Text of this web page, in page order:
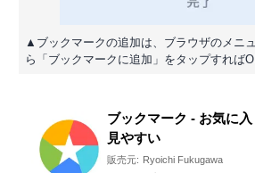
▲ブックマークの追加は、ブラウザのメニ
ら「ブックマークに追加」をタップすれば
ブックマーク - お気に
見やすい
販売元: Ryoichi Fukugawa